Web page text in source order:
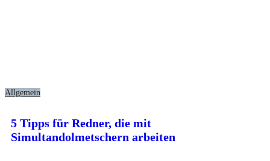
Allgemein
5 Tipps für Redner, die mit
Simultandolmetschern arbeiten